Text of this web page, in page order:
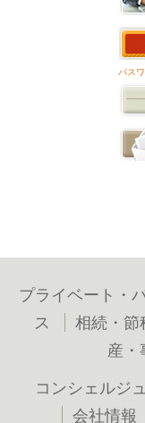
パス
プライベート・
ス
相続・節
産・
コンシェルジュ
会社情報